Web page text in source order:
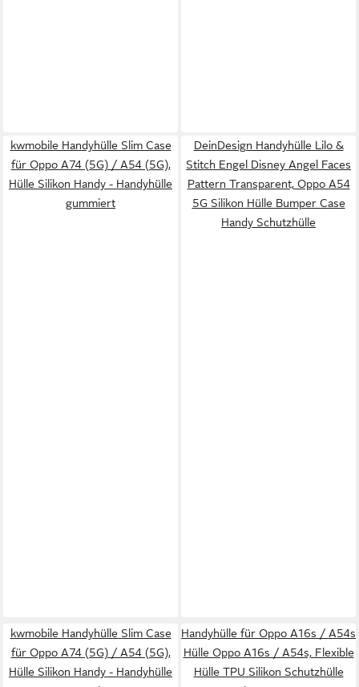
kwmobile Handyhülle Slim Case
für Oppo A74 (5G) / A54 (5G),
Hülle Silikon Handy - Handyhülle
gummiert
DeinDesign Handyhülle Lilo &
Stitch Engel Disney Angel Faces
Pattern Transparent, Oppo A54
5G Silikon Hülle Bumper Case
Handy Schutzhülle
kwmobile Handyhülle Slim Case
für Oppo A74 (5G) / A54 (5G),
Hülle Silikon Handy - Handyhülle
Handyhülle für Oppo A16s / A54s
Hülle Oppo A16s / A54s, Flexible
Hülle TPU Silikon Schutzhülle